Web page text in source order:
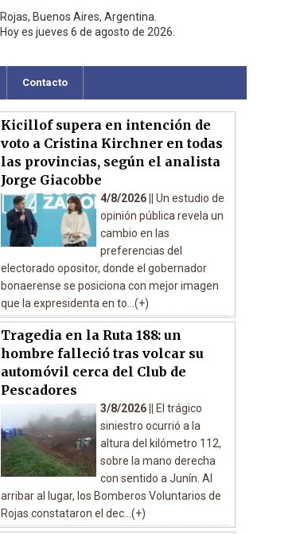
Rojas, Buenos Aires, Argentina.
Hoy es jueves 6 de agosto de 2026.
Contacto
Kicillof supera en intención de
voto a Cristina Kirchner en todas
las provincias, según el analista
Jorge Giacobbe
4/8/2026 || Un estudio de
opinión pública revela un
cambio en las
preferencias del
electorado opositor, donde el gobernador
bonaerense se posiciona con mejor imagen
que la expresidenta en to...(+)
Tragedia en la Ruta 188: un
hombre falleció tras volcar su
automóvil cerca del Club de
Pescadores
3/8/2026 ||
El trágico
siniestro ocurrió a la
altura del kilómetro 112,
sobre la mano derecha
con sentido a Junín. Al
arribar al lugar, los Bomberos Voluntarios de
Rojas constataron el dec...(+)